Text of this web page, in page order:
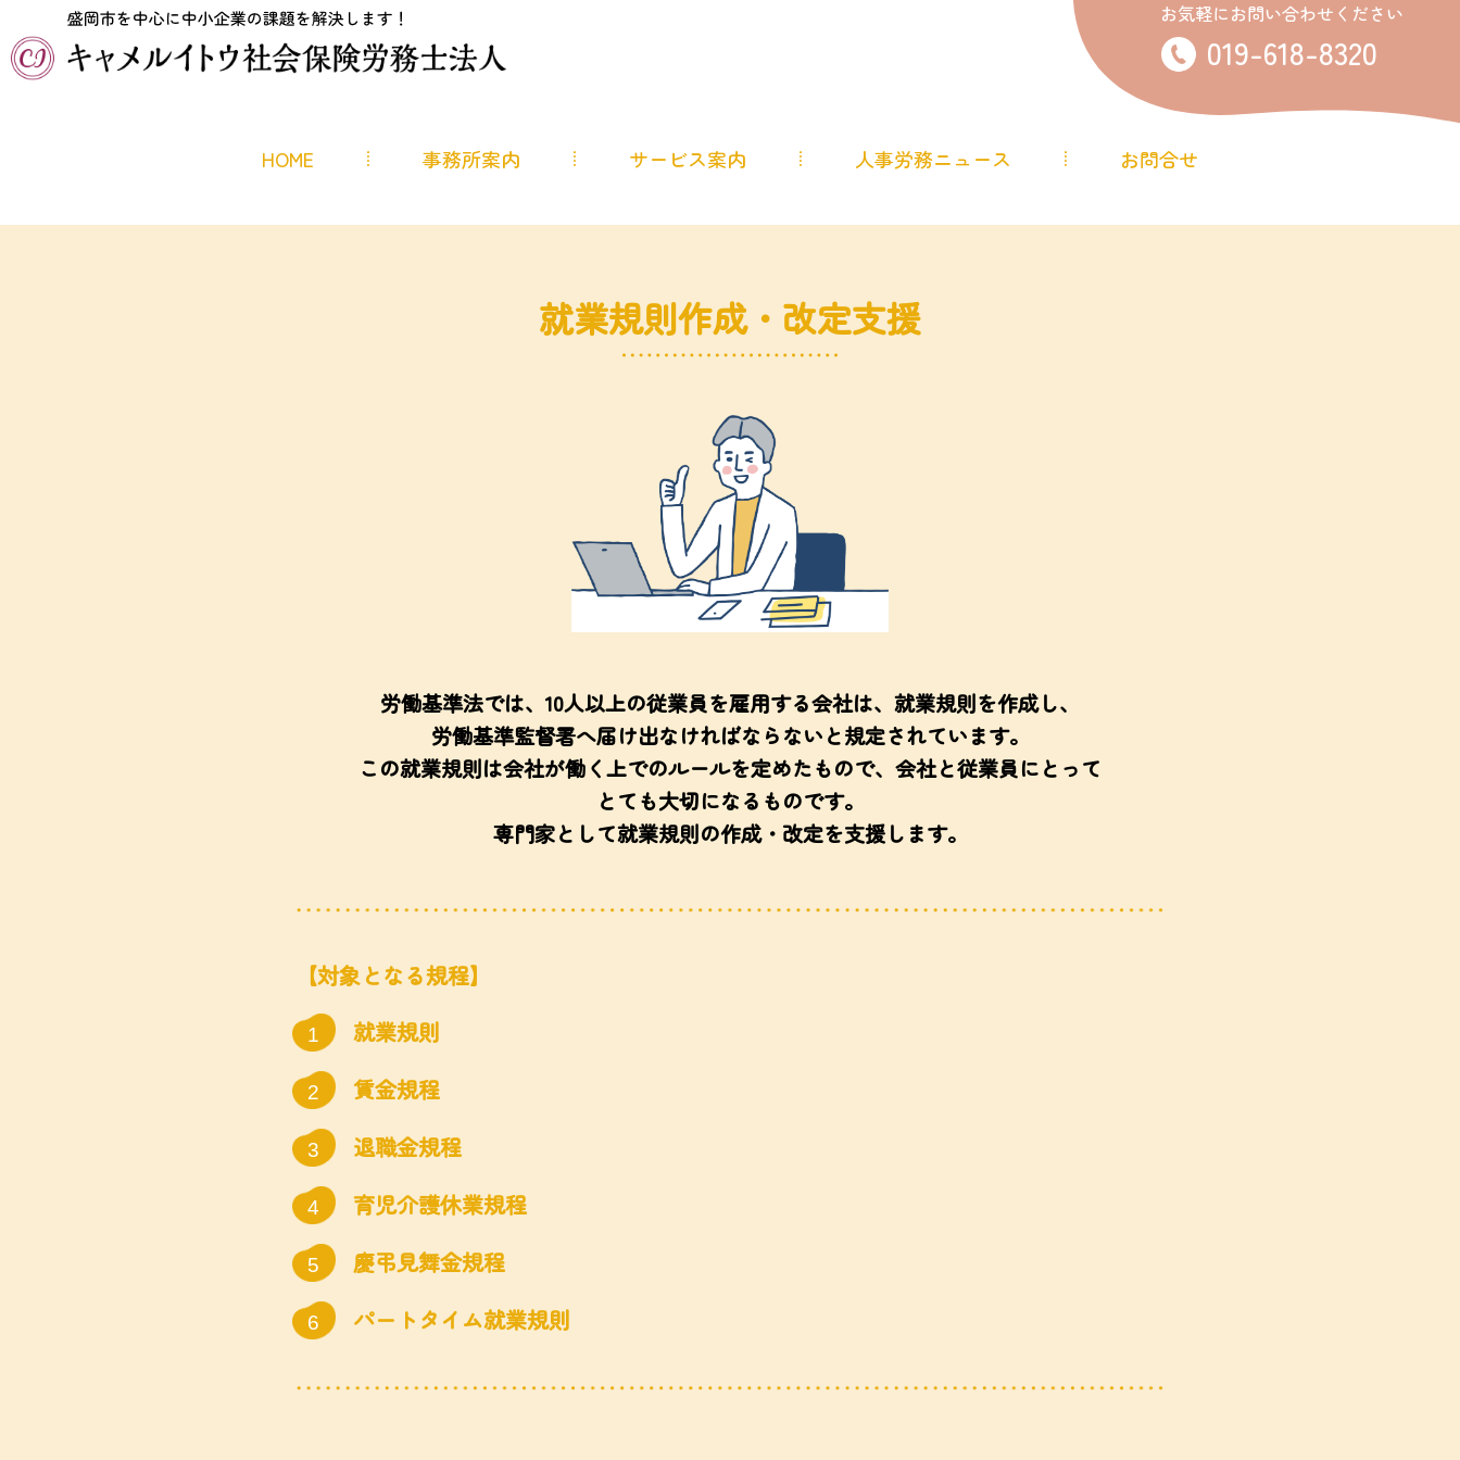
お気軽にお問い合わせください
019-618-8320
HOME 事務所案内 サービス案内 人事労務ニュース お問合せ
就業規則作成・改定支援
労働基準法では、10人以上の従業員を雇用する会社は、就業規則を作成し、
労働基準監督署へ届け出なければならないと規定されています。
この就業規則は会社が働く上でのルールを定めたもので、会社と従業員にとって
とても大切になるものです。
専門家として就業規則の作成・改定を支援します。
【対象となる規程】
1 就業規則
2 賃金規程
3 退職金規程
4 育児介護休業規程
5 慶弔見舞金規程
6 パートタイム就業規則